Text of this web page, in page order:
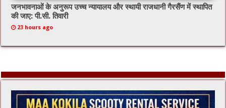
जनभावनाओं के अनुरूप उच्च न्यायालय और स्थायी राजधानी गैरसैंण में स्थापित
की जाए: पी.सी. तिवारी
23 hours ago